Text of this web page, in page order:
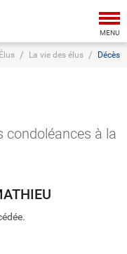
MENU
Élus La vie des élus Décès
condoléances à la